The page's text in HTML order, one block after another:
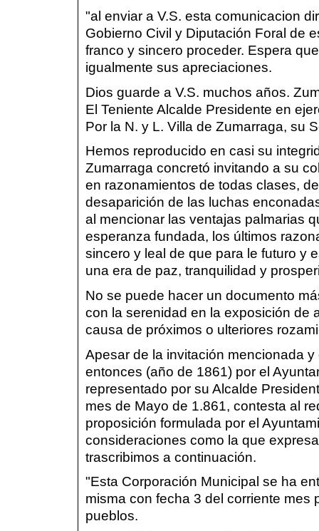
"al enviar a V.S. esta comunicacion
Gobierno Civil y Diputación Foral de
franco y sincero proceder. Espera
igualmente sus apreciaciones.
Dios guarde a V.S. muchos años.
El Teniente Alcalde Presidente en
Por la N. y L. Villa de Zumarraga, su
Hemos reproducido en casi su
Zumarraga concretó invitando a su
en razonamientos de todas clases,
desaparición de las luchas
al mencionar las ventajas palmarias
esperanza fundada, los últimos
sincero y leal de que para le futuro y
una era de paz, tranquilidad y
No se puede hacer un documento
con la serenidad en la exposición de
causa de próximos o ulteriores
Apesar de la invitación mencionada
entonces (año de 1861) por el
representado por su Alcalde
mes de Mayo de 1.861, contesta al
proposición formulada por el
consideraciones como la que
trascribimos a continuación.
"Esta Corporación Municipal se ha
misma con fecha 3 del corriente mes
pueblos.